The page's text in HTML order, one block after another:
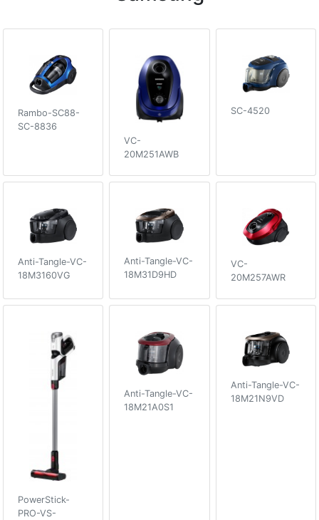
Rambo-SC88-
SC-8836
VC-
20M251AWB
SC-4520
Anti-Tangle-VC-
18M3160VG
Anti-Tangle-VC-
18M31D9HD
VC-
20M257AWR
PowerStick-
PRO-VS-
Anti-Tangle-VC-
18M21A0S1
Anti-Tangle-VC-
18M21N9VD